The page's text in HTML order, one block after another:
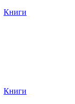
Книги
Книги